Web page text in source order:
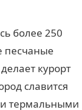
более 250
песчаные
курорт
славится
термальными